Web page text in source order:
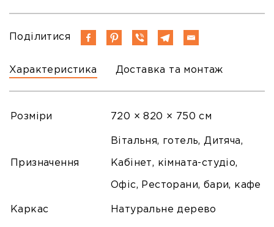
Характеристика Доставка та монтаж
Поділитися
Розміри 720 × 820 × 750 см
Призначення
Вітальня, готель, Дитяча,
Кабінет, кімната-студіо,
Офіс, Ресторани, бари, кафе
Каркас Натуральне дерево